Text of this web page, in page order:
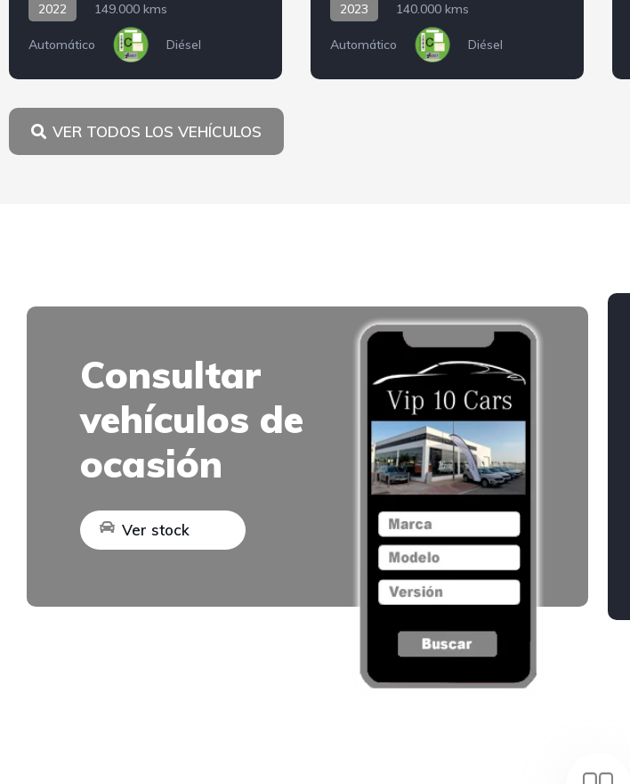
2022 149.000 kms
Automático Diésel
2023 140.000 kms
Automático Diésel
VER TODOS LOS VEHÍCULOS
Consultar
vehículos de
ocasión
Ver stock